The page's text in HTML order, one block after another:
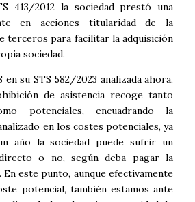
413/2012 la sociedad prestó una
en acciones titularidad de la
terceros para facilitar la adquisición
sociedad.
su STS 582/2023 analizada ahora,
de asistencia recoge tanto
potenciales, encuadrando la
en los costes potenciales, ya
año la sociedad puede sufrir un
o no, según deba pagar la
En este punto, aunque efectivamente
potencial, también estamos ante